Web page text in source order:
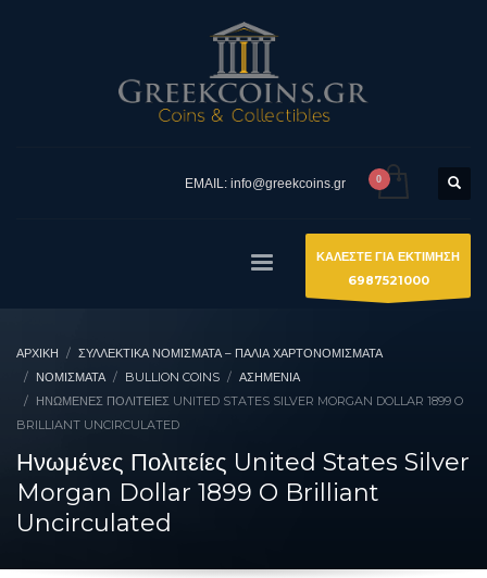
EMAIL: info@greekcoins.gr
ΚΑΛΕΣΤΕ ΓΙΑ ΕΚΤΙΜΗΣΗ
6987521000
ΑΡΧΙΚΉ
ΣΥΛΛΕΚΤΙΚΆ ΝΟΜΊΣΜΑΤΑ – ΠΑΛΙΆ ΧΑΡΤΟΝΟΜΊΣΜΑΤΑ
ΝΟΜΙΣΜΑΤΑ
BULLION COINS
ΑΣΗΜΈΝΙΑ
ΗΝΩΜΈΝΕΣ ΠΟΛΙΤΕΊΕΣ UNITED STATES SILVER MORGAN DOLLAR 1899 O
BRILLIANT UNCIRCULATED
Ηνωμένες Πολιτείες United States Silver
Morgan Dollar 1899 O Brilliant
Uncirculated